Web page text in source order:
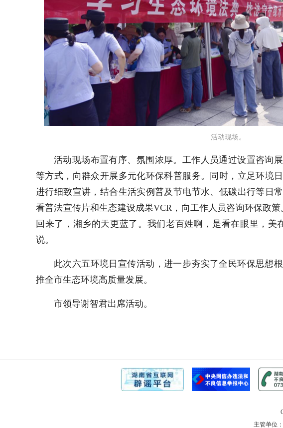
活动现场。
活动现场布置有序、氛围浓厚。工作人员通过设置咨询
等方式，向群众开展多元化环保科普服务。同时，立足环境
进行细致宣讲，结合生活实例普及节电节水、低碳出行等日
看普法宣传片和生态建设成果VCR，向工作人员咨询环保政
回来了，湘乡的天更蓝了。我们老百姓啊，是看在眼里，美
说。
此次六五环境日宣传活动，进一步夯实了全民环保思想
推全市生态环境高质量发展。
市领导谢智君出席活动。
主管单位